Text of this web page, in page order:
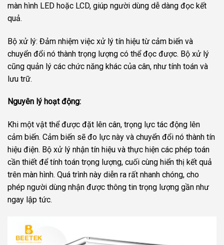
màn hình LED hoặc LCD, giúp người dùng dễ dàng đọc kết
quả.
Bộ xử lý: Đảm nhiệm việc xử lý tín hiệu từ cảm biến và
chuyển đổi nó thành trọng lượng có thể đọc được. Bộ xử lý
cũng quản lý các chức năng khác của cân, như tính toán và
lưu trữ.
Nguyên lý hoạt động:
Khi một vật thể được đặt lên cân, trọng lực tác động lên
cảm biến. Cảm biến sẽ đo lực này và chuyển đổi nó thành tín
hiệu điện. Bộ xử lý nhận tín hiệu và thực hiện các phép toán
cần thiết để tính toán trọng lượng, cuối cùng hiển thị kết quả
trên màn hình. Quá trình này diễn ra rất nhanh chóng, cho
phép người dùng nhận được thông tin trọng lượng gần như
ngay lập tức.